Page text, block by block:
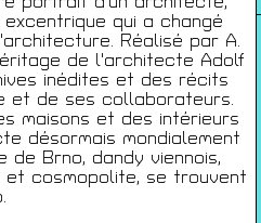
qui a changé
Réalisé par A.
de l'architecte Adolf
inédites et des récits
et de ses collaborateurs.
maisons et des intérieurs
désormais mondialement
de Brno, dandy viennois,
cosmopolite, se trouvent